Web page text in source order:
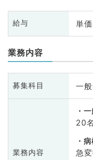
給与 単
業務内容
募集科目 一
業務内容
一
20
病
急